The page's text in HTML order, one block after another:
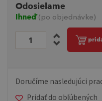
Odosielame
Ihneď(po objednávke)
Doručíme nasledujúci
Pridať do obľúbených